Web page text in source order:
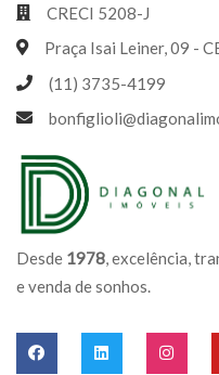
Desde 1978, excelência,
e venda de sonhos.
CRECI 5208-J
Praça Isai Leiner, 09 -
(11) 3735-4199